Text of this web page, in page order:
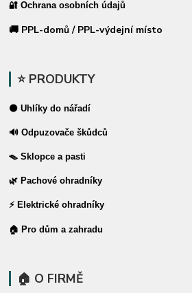
🔐 Ochrana osobních údajů
🚚 PPL-domů / PPL-výdejní místo
⭐ PRODUKTY
⚫ Uhlíky do nářadí
🔊 Odpuzovače škůdců
🪤 Sklopce a pasti
🌿 Pachové ohradníky
⚡ Elektrické ohradníky
🏠 Pro dům a zahradu
🏠 O FIRMĚ